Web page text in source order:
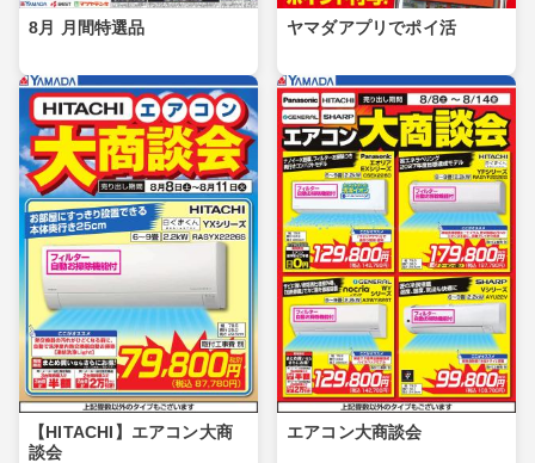
8月 月間特選品 ヤマダアプリでポイ活
【HITACHI】エアコン大商
談会
エアコン大商談会